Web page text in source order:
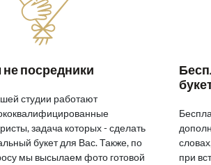
посредники
студии работают
задача которых - сделать
букет для Вас. Также, по
мы высылаем фото готовой
при